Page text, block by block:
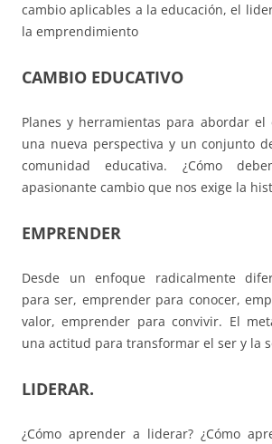
cambio aplicables a la educación, el
la emprendimiento
CAMBIO EDUCATIVO
Planes y herramientas para abordar el
una nueva perspectiva y un conjunto
comunidad educativa. ¿Cómo
apasionante cambio que nos exige la
EMPRENDER
Desde un enfoque radicalmente
para ser, emprender para conocer,
valor, emprender para convivir. El
una actitud para transformar el ser y la
LIDERAR.
¿Cómo aprender a liderar? ¿Cómo